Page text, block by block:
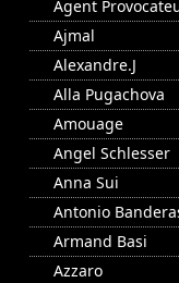
Agent
Ajmal
Alexandre.J
Alla Pugachova
Amouage
Angel Schlesser
Anna Sui
Antonio
Armand Basi
Azzaro